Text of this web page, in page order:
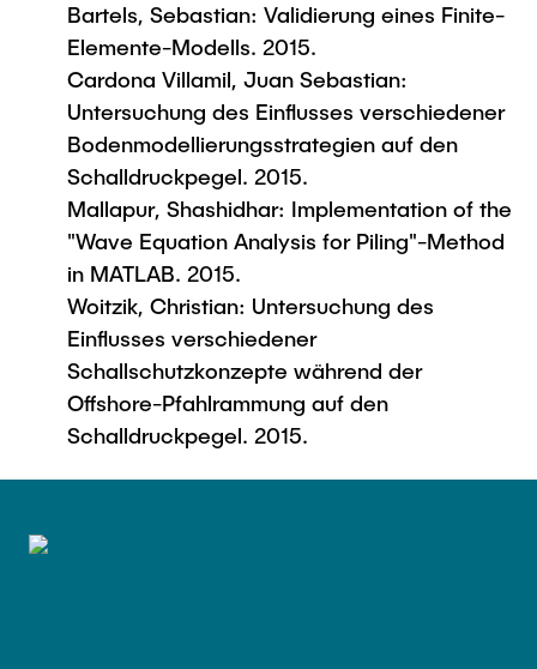
Bartels, Sebastian: Validierung eines Finite-
Elemente-Modells. 2015.
Cardona Villamil, Juan Sebastian:
Untersuchung des Einflusses verschiedener
Bodenmodellierungsstrategien auf den
Schalldruckpegel. 2015.
Mallapur, Shashidhar: Implementation of the
"Wave Equation Analysis for Piling"-Method
in MATLAB. 2015.
Woitzik, Christian: Untersuchung des
Einflusses verschiedener
Schallschutzkonzepte während der
Offshore-Pfahlrammung auf den
Schalldruckpegel. 2015.